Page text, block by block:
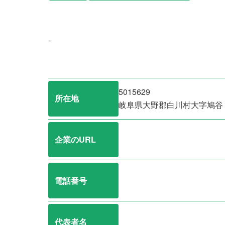
-
所在地
5015629
岐阜県大野郡白川村大字鳩
企業のURL
電話番号
代表者名